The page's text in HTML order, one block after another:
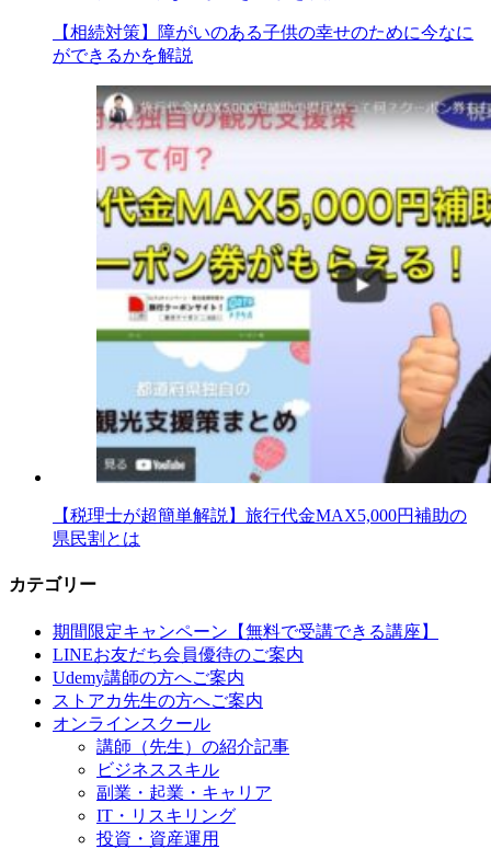
【相続対策】障がいのある子供の幸せのために今なに
ができるかを解説
【税理士が超簡単解説】旅行代金MAX5,000円補助の
県民割とは
カテゴリー
期間限定キャンペーン【無料で受講できる講座】
LINEお友だち会員優待のご案内
Udemy講師の方へご案内
ストアカ先生の方へご案内
オンラインスクール
講師（先生）の紹介記事
ビジネススキル
副業・起業・キャリア
IT・リスキリング
投資・資産運用